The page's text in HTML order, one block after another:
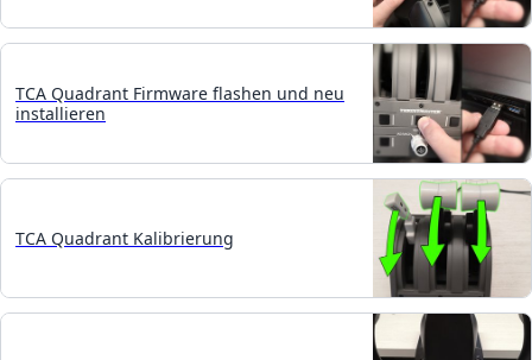
TCA Quadrant Firmware flashen und neu
installieren
TCA Quadrant Kalibrierung